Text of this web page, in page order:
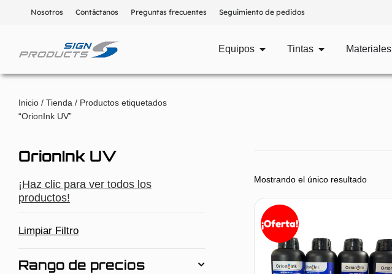
Nosotros Contáctanos Preguntas frecuentes Seguimiento de pedidos
Equipos Tintas Materiales
Inicio / Tienda / Productos etiquetados
“OrionInk UV”
OrionInk UV
¡Haz clic para ver todos los
productos!
Limpiar Filtro
Rango de precios
Mostrando el único resultado
¡Oferta!